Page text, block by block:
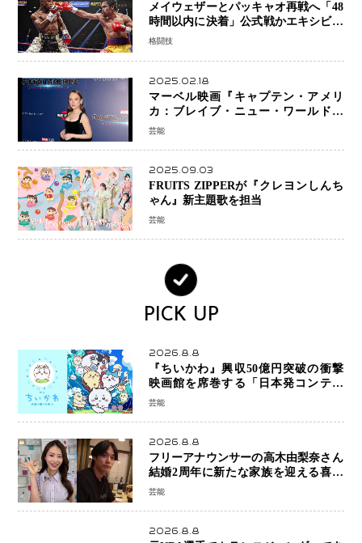
メイウェザーとパッキャオ再戦へ「48
時間以内に決着」公式戦かエキシビシ
ョンか混迷続く
格闘技
2025.02.18
マーベル映画『キャプテン・アメリ
カ：ブレイブ・ニュー・ワールド』
新ブラック・ウィドウ役のシラ・ハー
芸能
2025.09.03
FRUITS ZIPPERが『クレヨンしんち
ゃん』新主題歌を担当
芸能
PICK UP
2026.8.8
『ちいかわ』興収50億円突破の衝撃
映画館を席巻する「日本発コンテン
ツ」の強さ スパイダーマン、モアナ
芸能
2026.8.8
フリーアナウンサーの高木由梨奈さん
結婚2周年に新たな家族を迎える喜び
を報告 夫・岸田タツヤさんと連名
芸能
2026.8.8